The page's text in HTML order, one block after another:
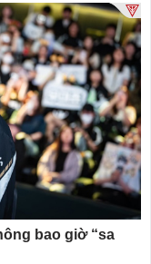
bao giờ “sa